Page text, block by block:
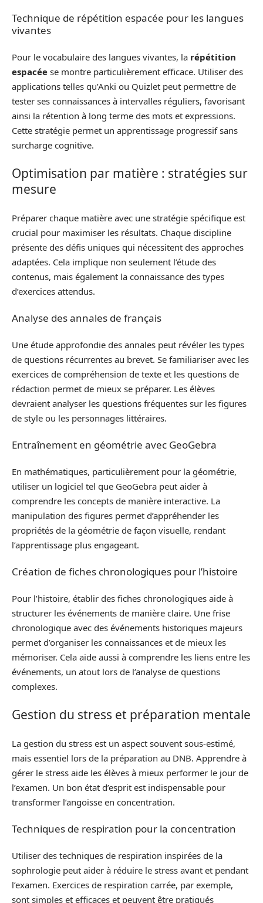
Technique de répétition espacée pour les langues
vivantes
Pour le vocabulaire des langues vivantes, la répétition
espacée se montre particulièrement efficace. Utiliser des
applications telles qu’Anki ou Quizlet peut permettre de
tester ses connaissances à intervalles réguliers, favorisant
ainsi la rétention à long terme des mots et expressions.
Cette stratégie permet un apprentissage progressif sans
surcharge cognitive.
Optimisation par matière : stratégies sur
mesure
Préparer chaque matière avec une stratégie spécifique est
crucial pour maximiser les résultats. Chaque discipline
présente des défis uniques qui nécessitent des approches
adaptées. Cela implique non seulement l’étude des
contenus, mais également la connaissance des types
d’exercices attendus.
Analyse des annales de français
Une étude approfondie des annales peut révéler les types
de questions récurrentes au brevet. Se familiariser avec les
exercices de compréhension de texte et les questions de
rédaction permet de mieux se préparer. Les élèves
devraient analyser les questions fréquentes sur les figures
de style ou les personnages littéraires.
Entraînement en géométrie avec GeoGebra
En mathématiques, particulièrement pour la géométrie,
utiliser un logiciel tel que GeoGebra peut aider à
comprendre les concepts de manière interactive. La
manipulation des figures permet d’appréhender les
propriétés de la géométrie de façon visuelle, rendant
l’apprentissage plus engageant.
Création de fiches chronologiques pour l’histoire
Pour l’histoire, établir des fiches chronologiques aide à
structurer les événements de manière claire. Une frise
chronologique avec des événements historiques majeurs
permet d’organiser les connaissances et de mieux les
mémoriser. Cela aide aussi à comprendre les liens entre les
événements, un atout lors de l’analyse de questions
complexes.
Gestion du stress et préparation mentale
La gestion du stress est un aspect souvent sous-estimé,
mais essentiel lors de la préparation au DNB. Apprendre à
gérer le stress aide les élèves à mieux performer le jour de
l’examen. Un bon état d’esprit est indispensable pour
transformer l’angoisse en concentration.
Techniques de respiration pour la concentration
Utiliser des techniques de respiration inspirées de la
sophrologie peut aider à réduire le stress avant et pendant
l’examen. Exercices de respiration carrée, par exemple,
sont simples et efficaces et peuvent être pratiqués